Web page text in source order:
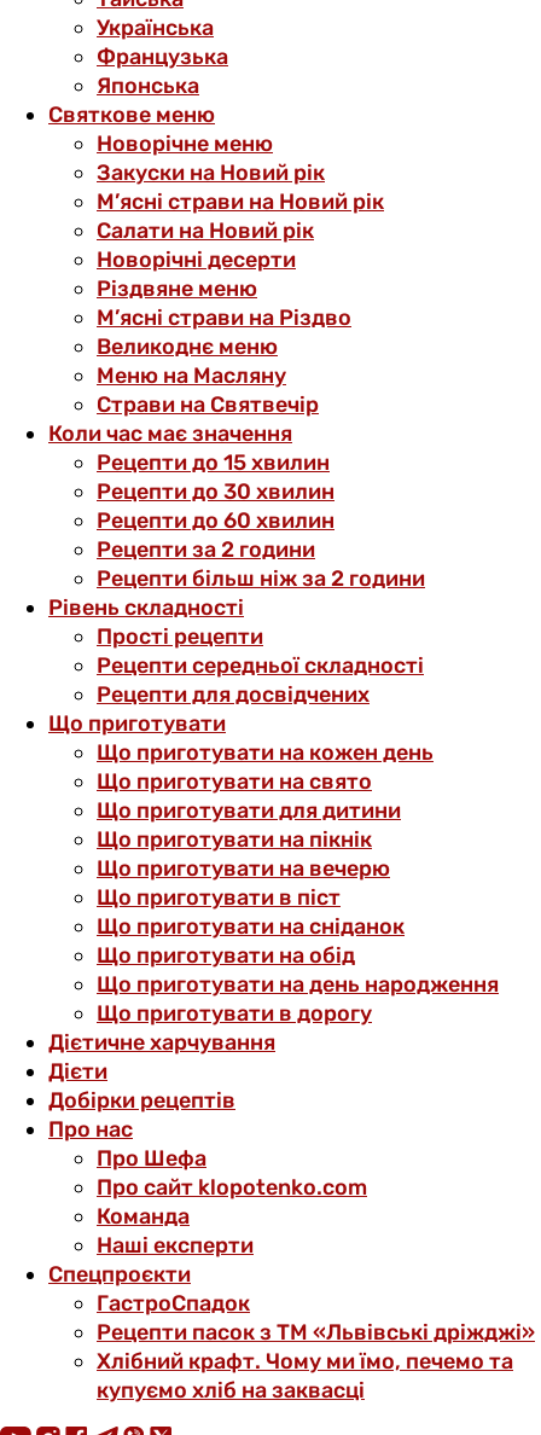
Українська
Французька
Японська
Святкове меню
Новорічне меню
Закуски на Новий рік
М’ясні страви на Новий рік
Салати на Новий рік
Новорічні десерти
Різдвяне меню
М’ясні страви на Різдво
Великоднє меню
Меню на Масляну
Страви на Святвечір
Коли час має значення
Рецепти до 15 хвилин
Рецепти до 30 хвилин
Рецепти до 60 хвилин
Рецепти за 2 години
Рецепти більш ніж за 2 години
Рівень складності
Прості рецепти
Рецепти середньої складності
Рецепти для досвідчених
Що приготувати
Що приготувати на кожен день
Що приготувати на свято
Що приготувати для дитини
Що приготувати на пікнік
Що приготувати на вечерю
Що приготувати в піст
Що приготувати на сніданок
Що приготувати на обід
Що приготувати на день народження
Що приготувати в дорогу
Дієтичне харчування
Дієти
Добірки рецептів
Про нас
Про Шефа
Про сайт klopotenko.com
Команда
Наші експерти
Спецпроєкти
ГастроСпадок
Рецепти пасок з ТМ «Львівські дріжджі»
Хлібний крафт. Чому ми їмо, печемо та
купуємо хліб на заквасці